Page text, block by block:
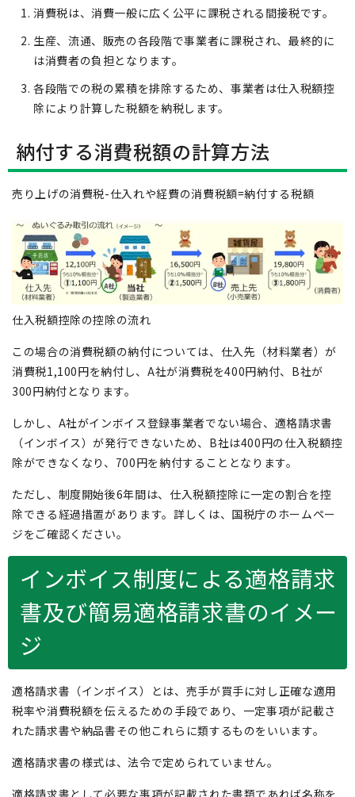
消費税は、消費一般に広く公平に課税される間接税です。
生産、流通、販売の各段階で事業者に課税され、最終的に
は消費者の負担となります。
各段階での税の累積を排除するため、事業者は仕入税額控
除により計算した税額を納税します。
納付する消費税額の計算方法
売り上げの消費税-仕入れや経費の消費税額=納付する税額
仕入税額控除の控除の流れ
この場合の消費税額の納付については、仕入先（材料業者）が
消費税1,100円を納付し、A社が消費税を400円納付、B社が
300円納付となります。
しかし、A社がインボイス登録事業者でない場合、適格請求書
（インボイス）が発行できないため、B社は400円の仕入税額控
除ができなくなり、700円を納付することとなります。
ただし、制度開始後6年間は、仕入税額控除に一定の割合を控
除できる経過措置があります。詳しくは、国税庁のホームペー
ジをご確認ください。
インボイス制度による適格請求
書及び簡易適格請求書のイメー
ジ
適格請求書（インボイス）とは、売手が買手に対し正確な適用
税率や消費税額を伝えるための手段であり、一定事項が記載さ
れた請求書や納品書その他これらに類するものをいいます。
適格請求書の様式は、法令で定められていません。
適格請求書として必要な事項が記載された書類であれば名称を